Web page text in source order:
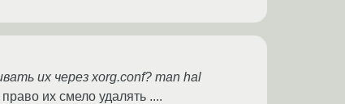
их через xorg.conf? man hal
их смело удалять ....